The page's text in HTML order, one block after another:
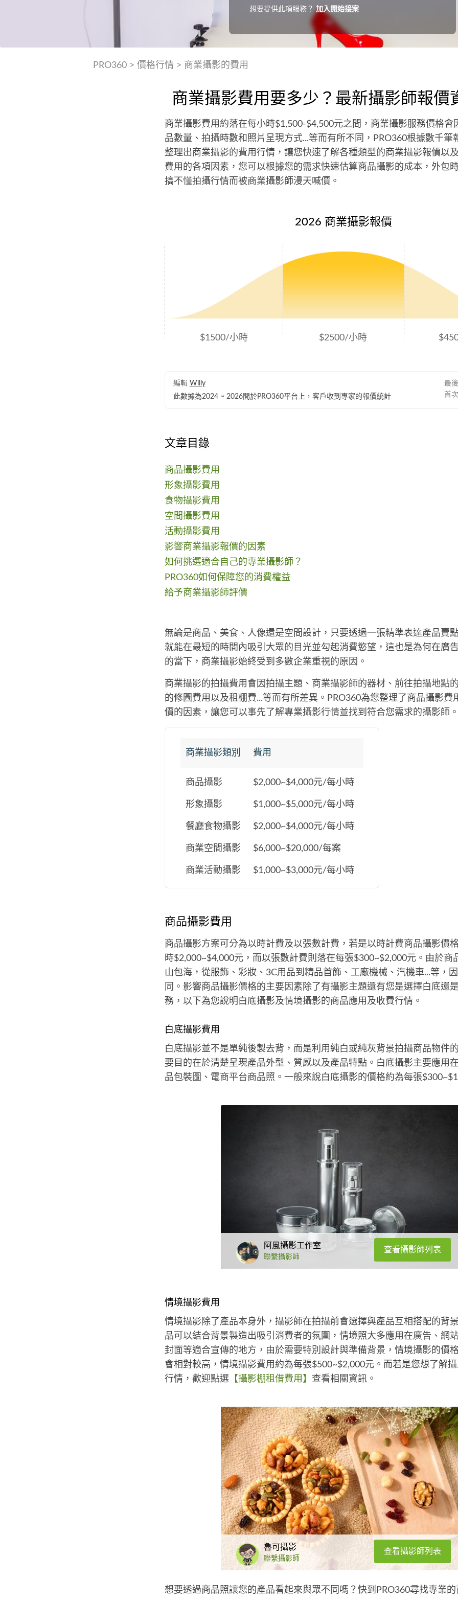
想要提供此項服務？加入開始接案
PRO360> 價格行情> 商業攝影的費用
商業攝影費用要多少？最新攝影師報價
商業攝影費用約落在每小時$1,500-$4,500元之間，商業攝影服務價格會
品數量、拍攝時數和照片呈現方式...等而有所不同，PRO360根據數千筆
整理出商業攝影的費用行情，讓您快速了解各種類型的商業攝影報價以
費用的各項因素，您可以根據您的需求快速估算商品攝影的成本，外包
搞不懂拍攝行情而被商業攝影師漫天喊價。
2026 商業攝影報價
$1500/小時 $2500/小時
編輯 Willy
此數據為2024 ~ 2026間於PRO360平台上，客戶收到專家的報價統計
最
首
文章目錄
商品攝影費用
形象攝影費用
食物攝影費用
空間攝影費用
活動攝影費用
影響商業攝影報價的因素
如何挑選適合自己的專業攝影師？
PRO360如何保障您的消費權益
給予商業攝影師評價
無論是商品、美食、人像還是空間設計，只要透過一張精準表達產品賣
就能在最短的時間內吸引大眾的目光並勾起消費慾望，這也是為何在廣
的當下，商業攝影始終受到多數企業重視的原因。
商業攝影的拍攝費用會因拍攝主題、商業攝影師的器材、前往拍攝地點
的修圖費用以及租棚費...等而有所差異。PRO360為您整理了商品攝影費
價的因素，讓您可以事先了解專業攝影行情並找到符合您需求的攝影師。
商業攝影類別 費用
商品攝影 $2,000~$4,000元/每小時
形象攝影 $1,000~$5,000元/每小時
餐廳食物攝影 $2,000~$4,000元/每小時
商業空間攝影 $6,000~$20,000/每案
商業活動攝影 $1,000~$3,000元/每小時
商品攝影費用
商品攝影方案可分為以時計費及以張數計費，若是以時計費商品攝影價
時$2,000~$4,000元，而以張數計費則落在每張$300~$2,000元。由於商
山包海，從服飾、彩妝、3C用品到精品首飾、工廠機械、汽機車...等，
同。影響商品攝影價格的主要因素除了有攝影主題還有您是選擇白底還
務，以下為您說明白底攝影及情境攝影的商品應用及收費行情。
白底攝影費用
白底攝影並不是單純後製去背，而是利用純白或純灰背景拍攝商品物件
要目的在於清楚呈現產品外型、質感以及產品特點。白底攝影主要應用
品包裝圖、電商平台商品照。一般來說白底攝影的價格約為每張
阿風攝影工作室
聯繫攝影師
查看攝影師列表
情境攝影費用
情境攝影除了產品本身外，攝影師在拍攝前會選擇與產品互相搭配的背
品可以結合背景製造出吸引消費者的氛圍，情境照大多應用在廣告、網
封面等適合宣傳的地方，由於需要特別設計與準備背景，情境攝影的價
會相對較高，情境攝影費用約為每張$500~$2,000元。而若是您想了解
行情，歡迎點選 【攝影棚租借費用】 查看相關資訊。
魯可攝影
聯繫攝影師
查看攝影師列表
想要透過商品照讓您的產品看起來與眾不同嗎？快到PRO360尋找專業的